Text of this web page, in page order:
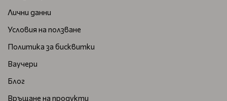
Лични данни
Условия на ползване
Политика за бисквитки
Ваучери
Блог
Връщане на продукти